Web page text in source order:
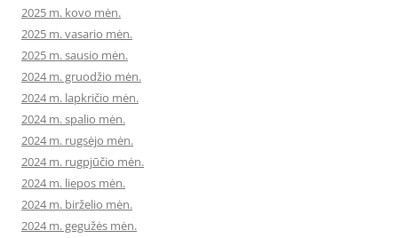
2025 m. kovo mėn.
2025 m. vasario mėn.
2025 m. sausio mėn.
2024 m. gruodžio mėn.
2024 m. lapkričio mėn.
2024 m. spalio mėn.
2024 m. rugsėjo mėn.
2024 m. rugpjūčio mėn.
2024 m. liepos mėn.
2024 m. birželio mėn.
2024 m. gegužės mėn.